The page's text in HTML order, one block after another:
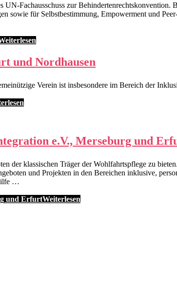
Fachausschuss zur Behindertenrechtskonvention.
sowie für Selbstbestimmung, Empowerment und
und Nordhausen
Verein ist insbesondere im Bereich der
e.V., Merseburg und
der klassischen Träger der Wohlfahrtspflege zu
und Projekten in den Bereichen inklusive,
…
und ErfurtWeiterlesen